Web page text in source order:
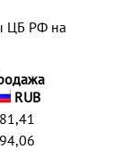
ЦБ РФ на
RUB
81,41
94,06